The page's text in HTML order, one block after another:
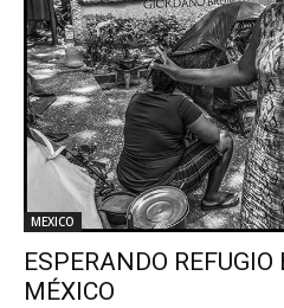
MEXICO
ESPERANDO
MÉXICO